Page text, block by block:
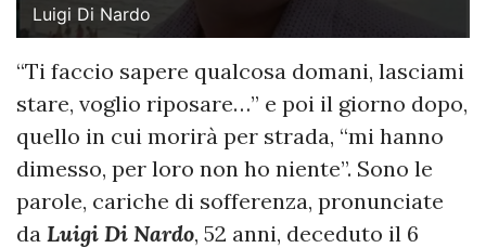
Luigi Di Nardo
“Ti faccio sapere qualcosa domani, lasciami
stare, voglio riposare…” e poi il giorno dopo,
quello in cui morirà per strada, “mi hanno
dimesso, per loro non ho niente”. Sono le
parole, cariche di sofferenza, pronunciate
da Luigi Di Nardo, 52 anni, deceduto il 6